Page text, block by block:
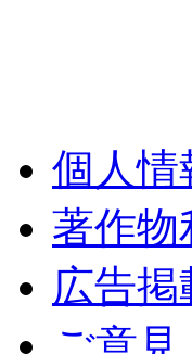
個人
著作物
広告掲
ご意